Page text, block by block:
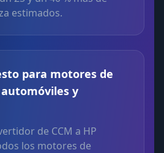
estimados.
para motores de
y
de CCM a HP
los motores de